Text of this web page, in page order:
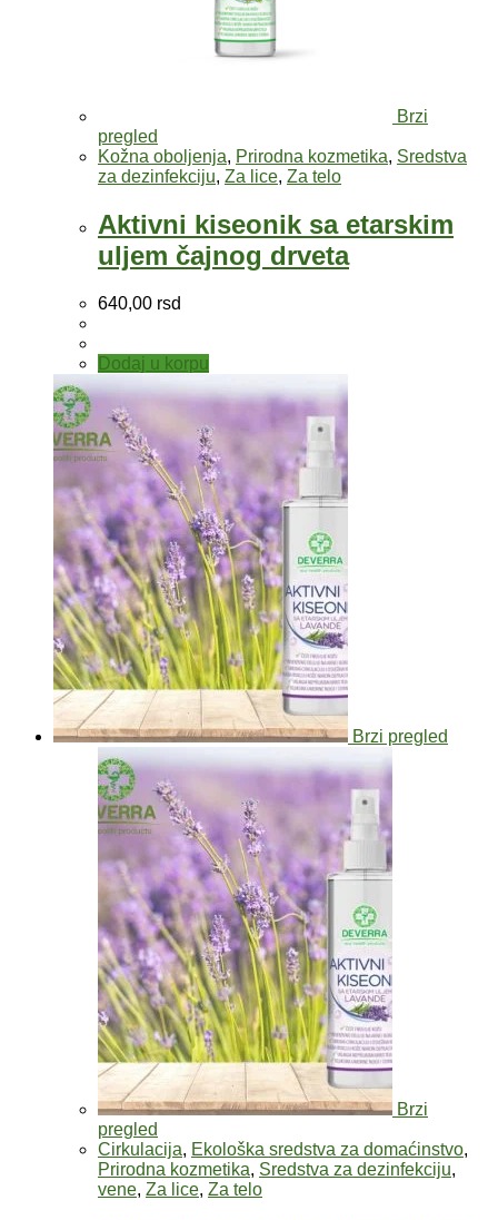
Brzi
pregled
Kožna oboljenja, Prirodna kozmetika, Sredstva
za dezinfekciju, Za lice, Za telo
Aktivni kiseonik sa etarskim
uljem čajnog drveta
640,00 rsd
Dodaj u korpu
Brzi pregled
Brzi
pregled
Cirkulacija, Ekološka sredstva za domaćinstvo,
Prirodna kozmetika, Sredstva za dezinfekciju,
vene, Za lice, Za telo